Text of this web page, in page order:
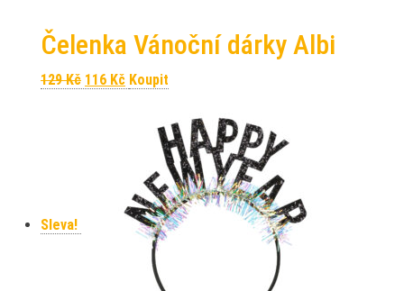
Čelenka Vánoční dárky Albi
129Kč Původní cena byla: 129 Kč.
116 KčAktuální cena je: 116 Kč.
Koupit
Sleva!